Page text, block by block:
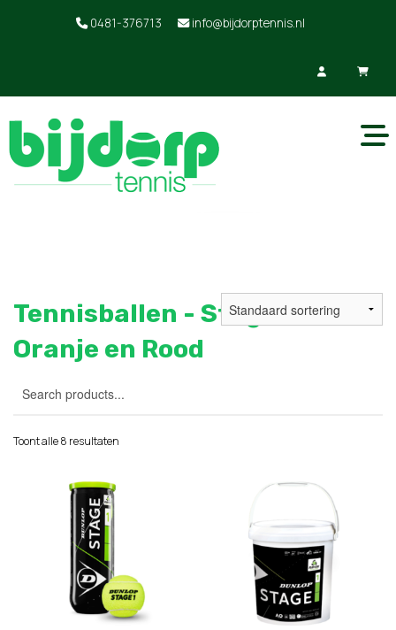
0481-376713 info@bijdorptennis.nl
Tennisballen - Stage Groen,
Oranje en Rood
Toont alle 8 resultaten